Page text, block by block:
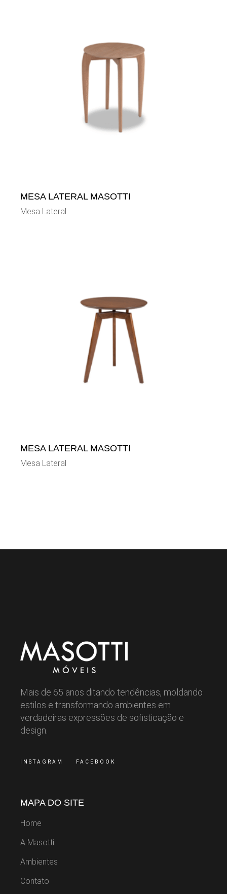
MESA LATERAL MASOTTI
Mesa Lateral
MESA LATERAL MASOTTI
Mesa Lateral
Mais de 65 anos ditando tendências, moldando
estilos e transformando ambientes em
verdadeiras expressões de sofisticação e
design.
INSTAGRAM FACEBOOK
MAPA DO SITE
Home
A Masotti
Ambientes
Contato